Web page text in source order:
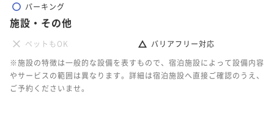
パーキング
施設・その他
ペットもOK
バリアフリー対応
※施設の特徴は一般的な設備を表すもので、宿泊施設によって設備内容
やサービスの範囲は異なります。詳細は宿泊施設へ直接ご確認のうえ、
ご予約くださいませ。